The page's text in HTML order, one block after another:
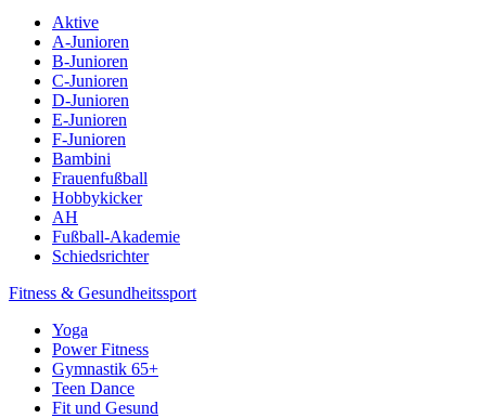
Aktive
A-Junioren
B-Junioren
C-Junioren
D-Junioren
E-Junioren
F-Junioren
Bambini
Frauenfußball
Hobbykicker
AH
Fußball-Akademie
Schiedsrichter
Fitness & Gesundheitssport
Yoga
Power Fitness
Gymnastik 65+
Teen Dance
Fit und Gesund